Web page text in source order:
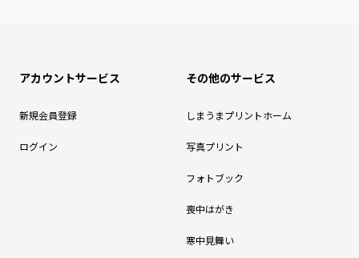
アカウントサービス
新規会員登録
ログイン
その他のサービス
しまうまプリントホーム
写真プリント
フォトブック
喪中はがき
寒中見舞い